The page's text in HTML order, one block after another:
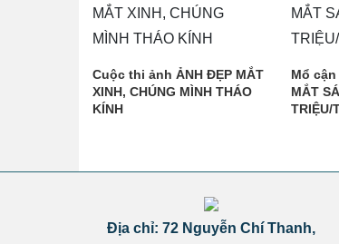
Cuộc thi ảnh ẢNH ĐẸP MẮT
XINH, CHÚNG MÌNH THÁO
KÍNH
Mổ
MẮT
TRIỆU/
Địa chỉ: 72 Nguyễn Chí Thanh,